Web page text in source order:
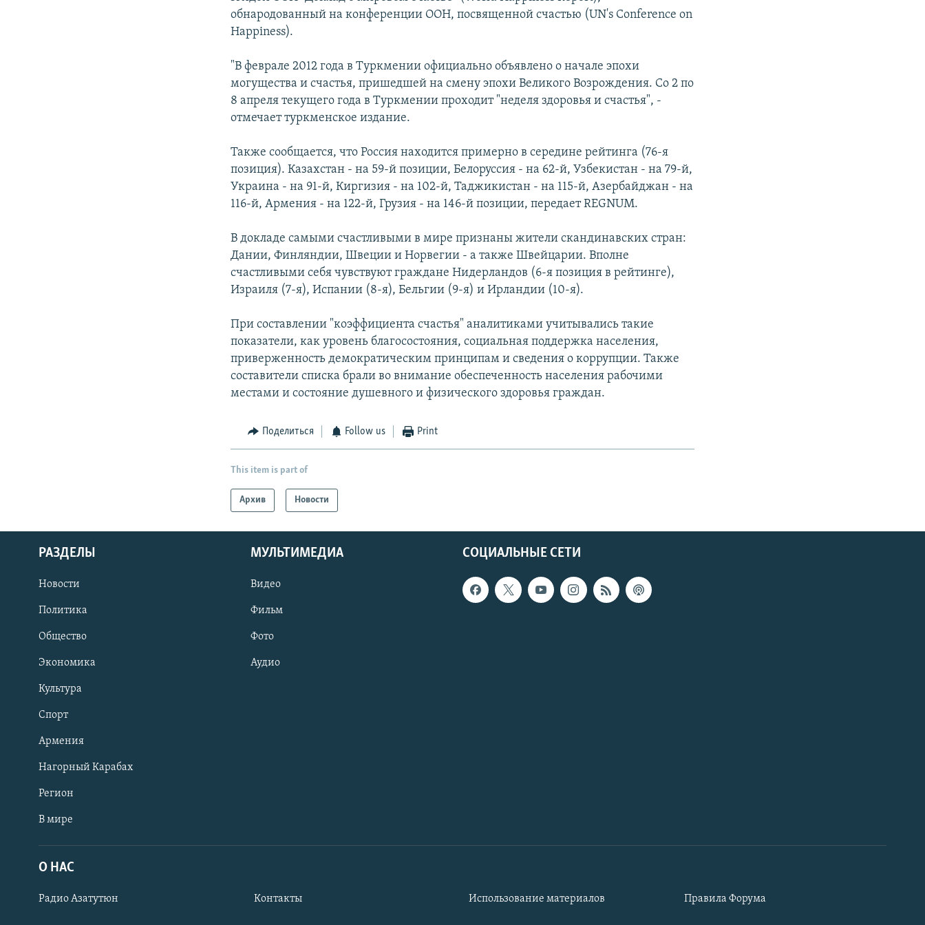
обнародованный на конференции ООН, посвященной счастью (UN's Conference on
Happiness).
"В феврале 2012 года в Туркмении официально объявлено о начале эпохи
могущества и счастья, пришедшей на смену эпохи Великого Возрождения. Со 2 по
8 апреля текущего года в Туркмении проходит "неделя здоровья и счастья", -
отмечает туркменское издание.
Также сообщается, что Россия находится примерно в середине рейтинга (76-я
позиция). Казахстан - на 59-й позиции, Белоруссия - на 62-й, Узбекистан - на 79-й,
Украина - на 91-й, Киргизия - на 102-й, Таджикистан - на 115-й, Азербайджан - на
116-й, Армения - на 122-й, Грузия - на 146-й позиции, передает REGNUM.
В докладе самыми счастливыми в мире признаны жители скандинавских стран:
Дании, Финляндии, Швеции и Норвегии - а также Швейцарии. Вполне
счастливыми себя чувствуют граждане Нидерландов (6-я позиция в рейтинге),
Израиля (7-я), Испании (8-я), Бельгии (9-я) и Ирландии (10-я).
При составлении "коэффициента счастья" аналитиками учитывались такие
показатели, как уровень благосостояния, социальная поддержка населения,
приверженность демократическим принципам и сведения о коррупции. Также
составители списка брали во внимание обеспеченность населения рабочими
местами и состояние душевного и физического здоровья граждан.
Поделиться Follow us Print
This item is part of
Архив Новости
СОЦИАЛЬНЫЕ СЕТИ
РАЗДЕЛЫ
Новости
Политика
Общество
Экономика
Культура
Спорт
Армения
Нагорный Карабах
Регион
В мире
МУЛЬТИМЕДИА
Видео
Фильм
Фото
Аудио
О НАС
Радио Азатутюн Контакты Использование материалов Правила Форума